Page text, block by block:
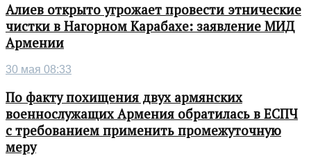
Алиев открыто угрожает провести этнические
чистки в Нагорном Карабахе: заявление МИД
Армении
30 мая 08:33
По факту похищения двух армянских
военнослужащих Армения обратилась в ЕСПЧ
с требованием применить промежуточную
меру